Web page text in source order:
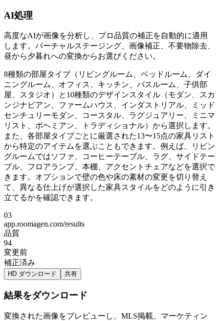
AI処理
高度なAIが画像を分析し、プロ品質の補正を自動的に適用
します。バーチャルステージング、画像補正、不要物除去、
昼から夕暮れへの変換からお選びください。
8種類の部屋タイプ（リビングルーム、ベッドルーム、ダイ
ニングルーム、オフィス、キッチン、バスルーム、子供部
屋、スタジオ）と10種類のデザインスタイル（モダン、スカ
ンジナビアン、ファームハウス、インダストリアル、ミッド
センチュリーモダン、コースタル、ラグジュアリー、ミニマ
リスト、ボヘミアン、トラディショナル）から選択します。
また、各部屋タイプごとに厳選された13〜15点の家具リスト
から特定のアイテムを選ぶこともできます。例えば、リビン
グルームではソファ、コーヒーテーブル、ラグ、サイドテー
ブル、フロアランプ、本棚、アクセントチェアなどを選択で
きます。オプションで壁の色や床の素材の変更を切り替え
て、異なる仕上げが選択した家具スタイルをどのように引き
立てるかを確認できます。
03
app.roomagen.com/results
品質
94
変更前
補正済み
HD ダウンロード 共有
結果をダウンロード
変換された画像をプレビューし、MLS掲載、マーケティン